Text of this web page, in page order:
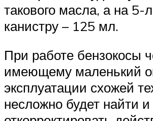
такового масла, а на 5-
канистру – 125 мл.
При работе бензокосы
имеющему маленький
эксплуатации схожей
несложно будет найти и